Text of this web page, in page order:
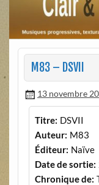
M83 – DSVII
13 novembre
Titre: DSVII
Auteur: M83
Éditeur: Naïve
Date de sortie:
Chronique de: